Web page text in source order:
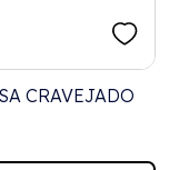
CRAVEJADO